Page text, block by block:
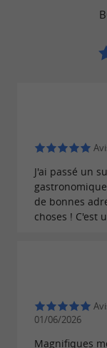
J'ai passé un
de bonnes
choses ! C'est
01/06/2026
Magnifiques